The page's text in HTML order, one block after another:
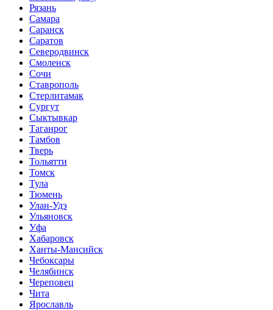
Рязань
Самара
Саранск
Саратов
Северодвинск
Смоленск
Сочи
Ставрополь
Стерлитамак
Сургут
Сыктывкар
Таганрог
Тамбов
Тверь
Тольятти
Томск
Тула
Тюмень
Улан-Удэ
Ульяновск
Уфа
Хабаровск
Ханты-Мансийск
Чебоксары
Челябинск
Череповец
Чита
Ярославль